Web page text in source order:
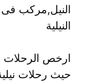
النيل,مركب فى
النيلية
ارخص الرحلات
حيث رحلات